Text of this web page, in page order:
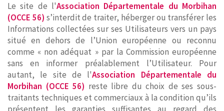
Le site de l'Association Départementale du Morbihan
(OCCE 56) s’interdit de traiter, héberger ou transférer les
Informations collectées sur ses Utilisateurs vers un pays
situé en dehors de l’Union européenne ou reconnu
comme « non adéquat » par la Commission européenne
sans en informer préalablement l’Utilisateur. Pour
autant, le site de l'Association Départementale du
Morbihan (OCCE 56) reste libre du choix de ses sous-
traitants techniques et commerciaux à la condition qu’ils